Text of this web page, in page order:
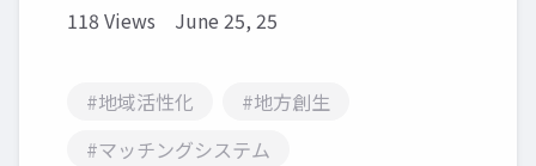
118 Views June 25, 25
#地域活性化
#地方創生
#マッチングシステム